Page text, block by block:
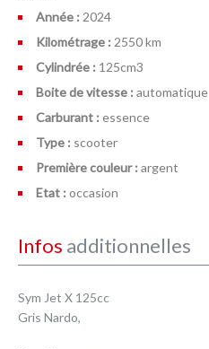
Année : 2024
Kilométrage : 2550 km
Cylindrée : 125cm3
Boite de vitesse : automatique
Carburant : essence
Type : scooter
Première couleur : argent
Etat : occasion
Infos additionnelles
Sym Jet X 125cc
Gris Nardo,